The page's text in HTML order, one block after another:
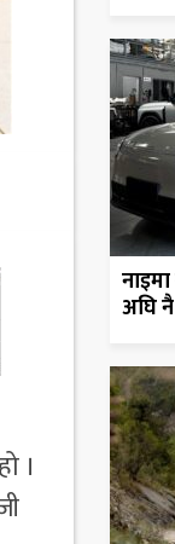
।
अघि